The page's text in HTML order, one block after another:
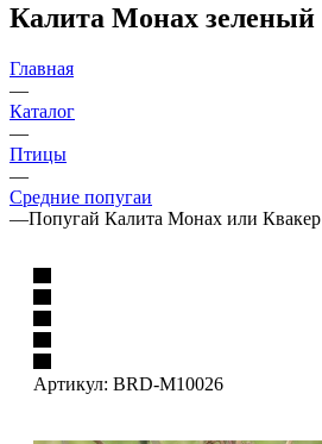
Калита Монах зеленый
Главная
—
Каталог
—
Птицы
—
Средние попугаи
—Попугай Калита Монах или Квакер
Артикул: BRD-M10026